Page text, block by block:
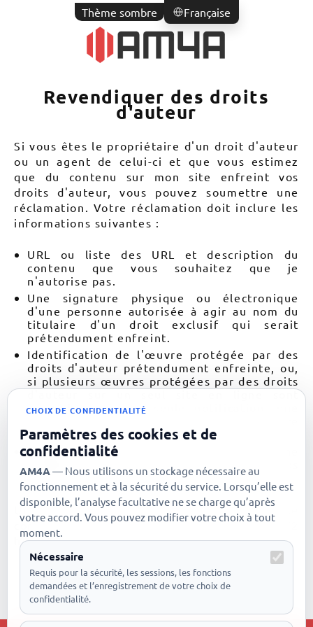
Thème sombre Française
Revendiquer des droits
d'auteur
Si vous êtes le propriétaire d'un droit d'auteur
ou un agent de celui-ci et que vous estimez
que du contenu sur mon site enfreint vos
droits d'auteur, vous pouvez soumettre une
réclamation. Votre réclamation doit inclure les
informations suivantes :
URL ou liste des URL et description du
contenu que vous souhaitez que je
n'autorise pas.
Une signature physique ou électronique
d'une personne autorisée à agir au nom du
titulaire d'un droit exclusif qui serait
prétendument enfreint.
Identification de l'œuvre protégée par des
droits d'auteur prétendument enfreinte, ou,
si plusieurs œuvres protégées par des droits
d'auteur sur un seul site en ligne sont
couvertes par une seule notification, une
site.
Informations de contact sous forme d'une
adresse e-mail par laquelle je pourrai vous
contacter.
Une fois les informations examinées, le
contenu sera retiré de mon service dans les 72
heures.
CHOIX DE CONFIDENTIALITÉ
Paramètres des cookies et de
confidentialité
AM4A— Nous utilisons un stockage nécessaire au
fonctionnement et à la sécurité du service. Lorsqu’elle est
disponible, l’analyse facultative ne se charge qu’après
votre accord. Vous pouvez modifier votre choix à tout
moment.
Nécessaire
Requis pour la sécurité, les sessions, les fonctions
demandées et l’enregistrement de votre choix de
confidentialité.